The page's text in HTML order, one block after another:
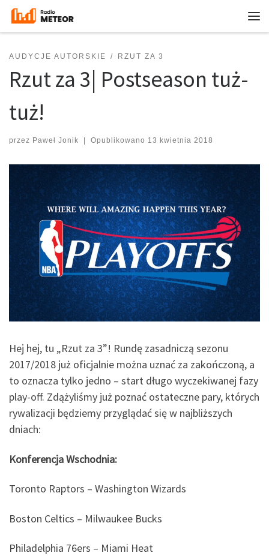
Przejdź do treści
AUDYCJE AUTORSKIE RZUT ZA 3
Rzut za 3| Postseason tuż-
tuż!
przez Paweł Jonik Opublikowano 13 kwietnia 2018
Hej hej, tu „Rzut za 3”! Rundę zasadniczą sezonu
2017/2018 już oficjalnie można uznać za zakończoną, a
to oznacza tylko jedno – start długo wyczekiwanej fazy
play-off. Zdążyliśmy już poznać ostateczne pary, których
rywalizacji będziemy przyglądać się w najbliższych
dniach:
Konferencja Wschodnia:
Toronto Raptors – Washington Wizards
Boston Celtics – Milwaukee Bucks
Philadelphia 76ers – Miami Heat